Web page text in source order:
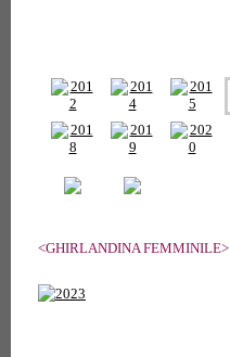
<GHIRLANDINA FEMMINILE>